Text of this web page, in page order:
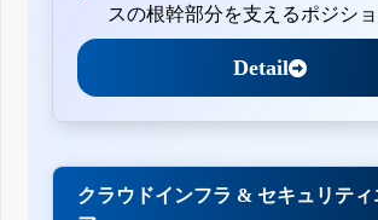
スの根幹部分を支えるポジショ
Detail
クラウドインフラ & セキュリティ